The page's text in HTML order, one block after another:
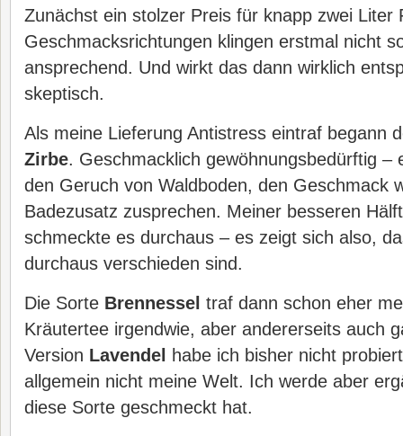
Zunächst ein stolzer Preis für knapp zwei Liter
Geschmacksrichtungen klingen erstmal nicht
ansprechend. Und wirkt das dann wirklich
skeptisch.
Als meine Lieferung Antistress eintraf begann
Zirbe. Geschmacklich gewöhnungsbedürftig –
den Geruch von Waldboden, den Geschmack
Badezusatz zusprechen. Meiner besseren
schmeckte es durchaus – es zeigt sich also,
durchaus verschieden sind.
Die Sorte Brennessel traf dann schon eher
Kräutertee irgendwie, aber andererseits auch
Version Lavendel
habe ich bisher nicht
allgemein nicht meine Welt. Ich werde aber
diese Sorte geschmeckt hat.